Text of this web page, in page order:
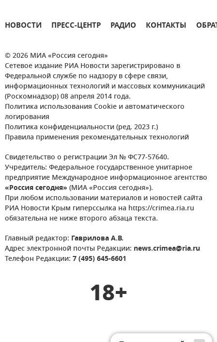
НОВОСТИ ПРЕСС-ЦЕНТР РАДИО КОНТАКТЫ
© 2026 МИА «Россия сегодня»
Сетевое издание РИА Новости зарегистрировано в
Федеральной службе по надзору в сфере связи,
информационных технологий и массовых коммуникаций
(Роскомнадзор) 08 апреля 2014 года.
Политика использования Cookie и автоматического
логирования
Политика конфиденциальности (ред. 2023 г.)
Правила применения рекомендательных технологий
Свидетельство о регистрации Эл № ФС77-57640.
Учредитель: Федеральное государственное унитарное
предприятие Международное информационное агентство
«Россия сегодня» (МИА «Россия сегодня»).
При любом использовании материалов и новостей сайта
РИА Новости Крым гиперссылка на https://crimea.ria.ru
обязательна не ниже второго абзаца текста.
Главный редактор: Гаврилова А.В.
Адрес электронной почты Редакции: news.crimea@ria.ru
Телефон Редакции: 7 (495) 645-6601
18+